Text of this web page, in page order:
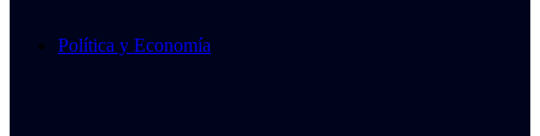
Política y Economía